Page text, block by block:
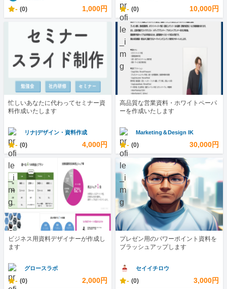
- (0) 1,000円 - (0) 10,000円
忙しいあなたに代わってセミナー資
料作成いたします
リナ|デザイン・資料作成
- (0) 4,000円
高品質な営業資料・ホワイトペーパ
ーを作成いたします
Marketing＆Design IK
- (0) 30,000円
ビジネス用資料デザイナーが作成し
ます
グロースラボ
- (0) 2,000円
プレゼン用のパワーポイント資料を
ブラッシュアップします
セイイチロウ
- (0) 3,000円